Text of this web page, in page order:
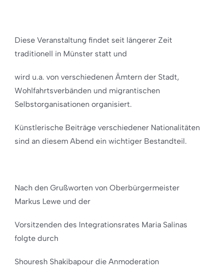
Diese Veranstaltung findet seit längerer Zeit
traditionell in Münster statt und
wird u.a. von verschiedenen Ämtern der Stadt,
Wohlfahrtsverbänden und migrantischen
Selbstorganisationen organisiert.
Künstlerische Beiträge verschiedener Nationalitäten
sind an diesem Abend ein wichtiger Bestandteil.
Nach den Grußworten von Oberbürgermeister
Markus Lewe und der
Vorsitzenden des Integrationsrates Maria Salinas
folgte durch
Shouresh Shakibapour die Anmoderation